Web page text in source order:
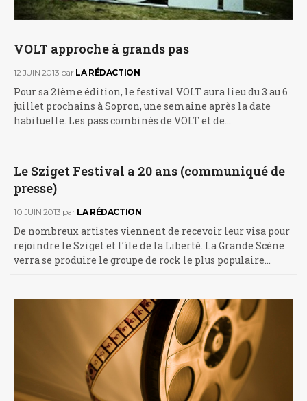
VOLT approche à grands pas
12 JUIN 2013 par LA RÉDACTION
Pour sa 21ème édition, le festival VOLT aura lieu du 3 au 6
juillet prochains à Sopron, une semaine après la date
habituelle. Les pass combinés de VOLT et de…
Le Sziget Festival a 20 ans (communiqué de
presse)
10 JUIN 2013 par LA RÉDACTION
De nombreux artistes viennent de recevoir leur visa pour
rejoindre le Sziget et l’île de la Liberté. La Grande Scène
verra se produire le groupe de rock le plus populaire…